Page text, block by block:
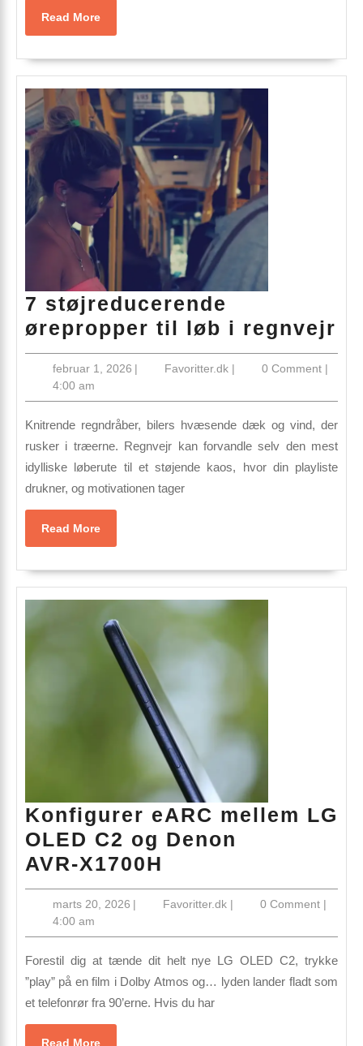
Read MoreRead
More
7 støjreducerende
ørepropper til løb i regnvejr
til
i
februar 1, 2026februar
2026
| Favoritter.dkFavoritter.dk
| 0 Comment |
4:00 am
Knitrende regndråber, bilers hvæsende dæk og vind, der
rusker i træerne. Regnvejr kan forvandle selv den mest
idylliske løberute til et støjende kaos, hvor din playliste
drukner, og motivationen tager
Read MoreRead
More
Konfigurer eARC mellem LG
OLED C2 og Denon
AVR‑X1700H
eARC
mellem
LG
OLED
C2
og
marts 20, 2026marts
2026
| Favoritter.dkFavoritter.dk
| 0 Comment |
4:00 am
Forestil dig at tænde dit helt nye LG OLED C2, trykke
”play” på en film i Dolby Atmos og… lyden lander fladt som
et telefonrør fra 90’erne. Hvis du har
Read MoreRead